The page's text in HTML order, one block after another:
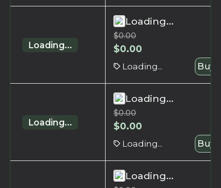
Loading...
Loading...
$0.00
$0.00
Loading... Buy
Loading...
Loading...
$0.00
$0.00
Loading... Buy
Loading...